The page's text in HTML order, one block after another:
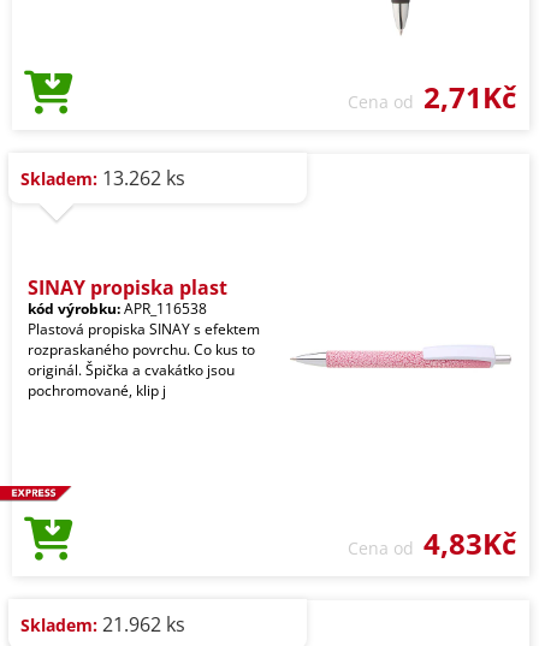
Cena od 2,71Kč
Skladem: 13.262 ks
SINAY propiska plast
kód výrobku:APR_116538
Plastová propiska SINAY s efektem
rozpraskaného povrchu. Co kus to
originál. Špička a cvakátko jsou
pochromované, klip j
Cena od 4,83Kč
Skladem: 21.962 ks